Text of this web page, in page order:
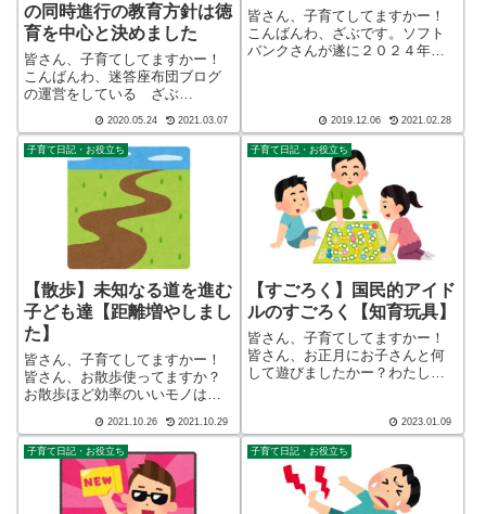
の同時進行の教育方針は徳
育を中心と決めました
皆さん、子育てしてますかー！
こんばんわ、迷答座布団ブログ
の運営をしている ざぶ
は40代でひとり親（シンパパ）
になり、手探り状態のほぼワン
オペで2人の子育てを行っており
ます。※詳しくはプロフィー
2020.05.24 2021.03.07
皆さん、子育てしてますかー！
こんばんわ、ざぶです。ソフト
バンクさんが遂に２０２４年１
２２年３月末で３Ｇサービス終
了の案内があります。３Ｇが終
了するとどうなる...
2019.12.06 2021.02.28
子育て日記・お役立ち
【散歩】未知なる道を進む
子ども達【距離増やしまし
た】
皆さん、子育てしてますかー！
皆さん、お散歩使ってますか？
お散歩ほど効率のいいモノはあ
て仕方ないという方は、ぜひ散
歩で体力を奪いましょう。こん
ばんわ、迷答座布団ブログの運
営をしている ざぶ
(@meitou_zabu...
2021.10.26 2021.10.29
子育て日記・お役立ち
【すごろく】国民的アイド
ルのすごろく【知育玩具】
皆さん、子育てしてますかー！
皆さん、お正月にお子さんと何
して遊びましたかー？わたし
番の遊びってなにかあります
か？こんばんわ、迷答座布団ブ
ログの運営をしている ざぶ
(@meitou_za...
2023.01.09
子育て日記・お役立ち 子育て日記・お役立ち